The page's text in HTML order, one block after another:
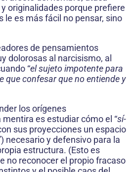
originalidades porque prefiere
le es más fácil no pensar, sino
de pensamientos
dolorosas al narcisismo, al
“el sujeto impotente para
que confesar que no entiende y
los orígenes
es estudiar cómo el “sí-
sus proyecciones un espacio
necesario y defensivo para la
estructura. (Esto es
no reconocer el propio fracaso